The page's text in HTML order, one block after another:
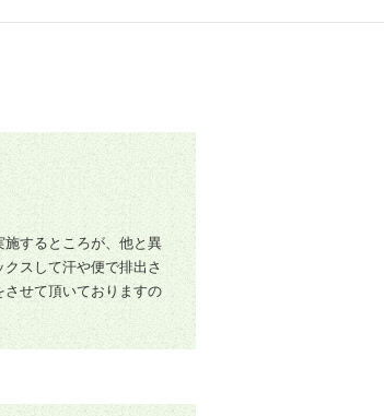
するところが、他と異
スして汗や便で排出さ
せて頂いておりますの